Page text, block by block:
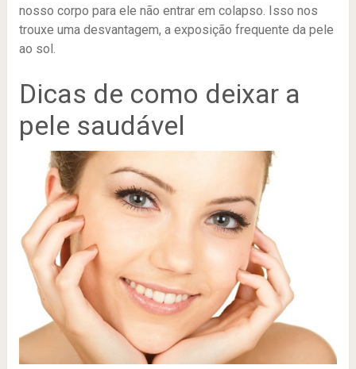
nosso corpo para ele não entrar em colapso. Isso nos
trouxe uma desvantagem, a exposição frequente da pele
ao sol.
Dicas de como deixar a
pele saudável